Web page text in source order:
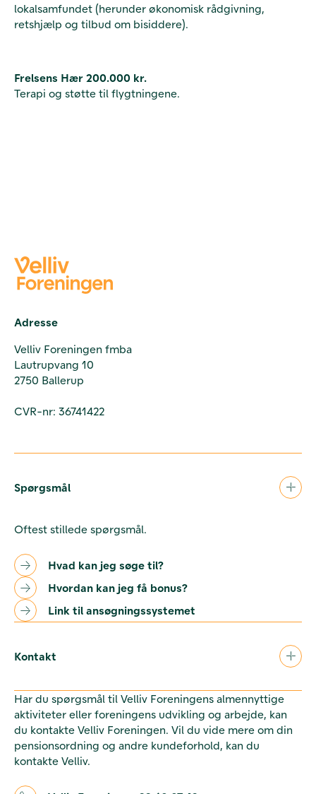
lokalsamfundet (herunder økonomisk rådgivning,
retshjælp og tilbud om bisiddere).
Frelsens Hær 200.000 kr.
Terapi og støtte til flygtningene.
Adresse
Velliv Foreningen fmba
Lautrupvang 10
2750 Ballerup
CVR-nr: 36741422
Spørgsmål
Oftest stillede spørgsmål.
Hvad kan jeg søge til?
Hvordan kan jeg få bonus?
Link til ansøgningssystemet
Kontakt
Har du spørgsmål til Velliv Foreningens almennyttige
aktiviteter eller foreningens udvikling og arbejde, kan
du kontakte Velliv Foreningen. Vil du vide mere om din
pensionsordning og andre kundeforhold, kan du
kontakte Velliv.